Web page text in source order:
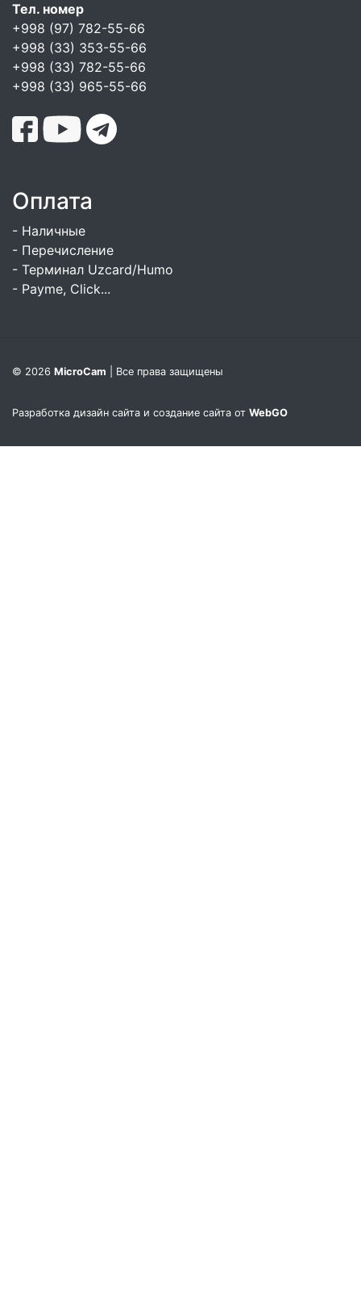
Тел. номер
+998 (97) 782-55-66
+998 (33) 353-55-66
+998 (33) 782-55-66
+998 (33) 965-55-66
Оплата
- Наличные
- Перечисление
- Терминал Uzcard/Humo
- Payme, Click...
© 2026 MicroCam | Все права защищены
Разработка дизайн сайта и создание сайта от WebGO